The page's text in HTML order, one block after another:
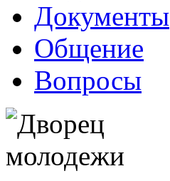
Документы
Общение
Вопросы